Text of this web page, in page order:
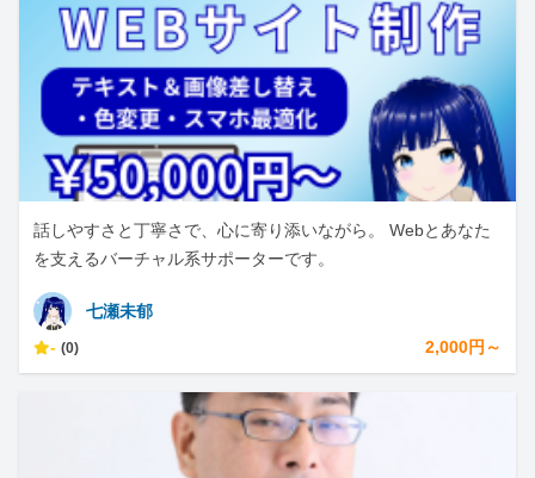
話しやすさと丁寧さで、心に寄り添いながら。 Webとあなた
を支えるバーチャル系サポーターです。
七瀬未郁
- (0) 2,000円～